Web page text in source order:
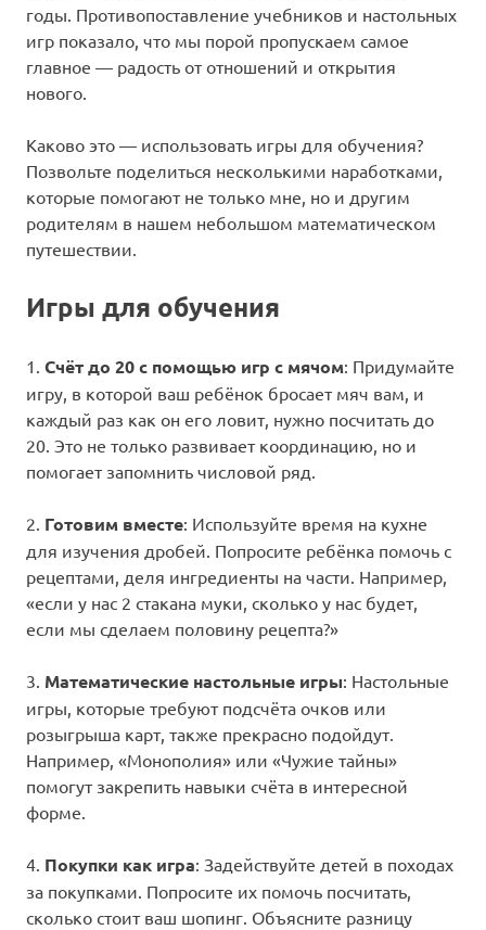
годы. Противопоставление учебников и настольных
игр показало, что мы порой пропускаем самое
главное — радость от отношений и открытия
нового.
Каково это — использовать игры для обучения?
Позвольте поделиться несколькими наработками,
которые помогают не только мне, но и другим
родителям в нашем небольшом математическом
путешествии.
Игры для обучения
1. Счёт до 20 с помощью игр с мячом: Придумайте
игру, в которой ваш ребёнок бросает мяч вам, и
каждый раз как он его ловит, нужно посчитать до
20. Это не только развивает координацию, но и
помогает запомнить числовой ряд.
2. Готовим вместе: Используйте время на кухне
для изучения дробей. Попросите ребёнка помочь с
рецептами, деля ингредиенты на части. Например,
«если у нас 2 стакана муки, сколько у нас будет,
если мы сделаем половину рецепта?»
3. Математические настольные игры: Настольные
игры, которые требуют подсчёта очков или
розыгрыша карт, также прекрасно подойдут.
Например, «Монополия» или «Чужие тайны»
помогут закрепить навыки счёта в интересной
форме.
4. Покупки как игра: Задействуйте детей в походах
за покупками. Попросите их помочь посчитать,
сколько стоит ваш шопинг. Объясните разницу